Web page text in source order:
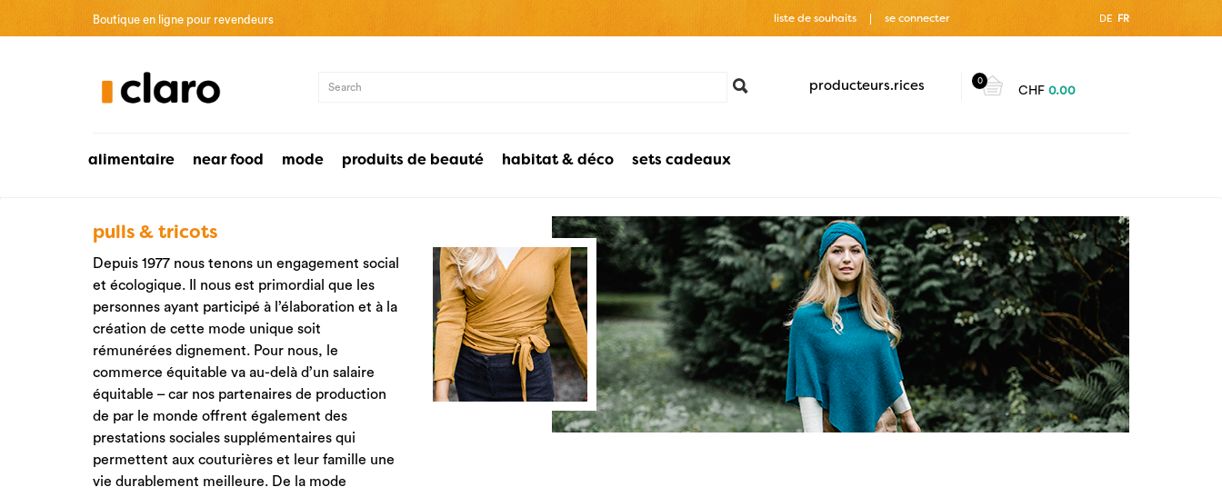
DE FR
liste de souhaits se connecter
Boutique en ligne pour revendeurs
0
CHF 0.00
producteurs.rices
alimentaire near food mode produits de beauté habitat & déco sets cadeaux
pulls & tricots
Depuis 1977 nous tenons un engagement social
et écologique. Il nous est primordial que les
personnes ayant participé à l’élaboration et à la
création de cette mode unique soit
rémunérées dignement. Pour nous, le
commerce équitable va au-delà d’un salaire
équitable – car nos partenaires de production
de par le monde offrent également des
prestations sociales supplémentaires qui
permettent aux couturières et leur famille une
vie durablement meilleure. De la mode